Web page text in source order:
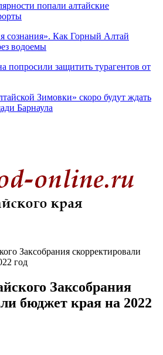
попали алтайские
сознания». Как Горный Алтай
водоемы
попросили защитить турагентов от
Зимовки» скоро будут ждать
Барнаула
Заксобрания скорректировали
год
Заксобрания
бюджет края на 2022